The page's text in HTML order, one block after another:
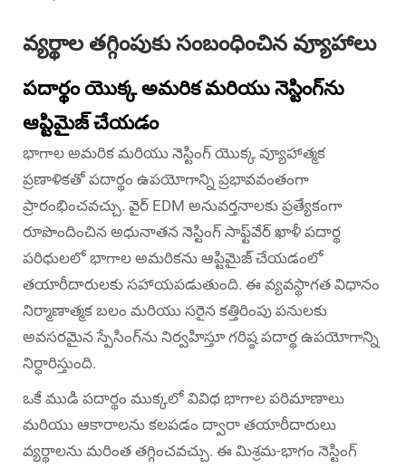
వ్యర్థాల తగ్గింపుకు సంబంధించిన వ్యూహాలు
పదార్థం యొక్క అమరిక మరియు నెస్టింగ్‌ను
ఆప్టిమైజ్ చేయడం
భాగాల అమరిక మరియు నెస్టింగ్ యొక్క వ్యూహాత్మక
ప్రణాళికతో పదార్థం ఉపయోగాన్ని ప్రభావవంతంగా
ప్రారంభించవచ్చు. వైర్ EDM అనువర్తనాలకు ప్రత్యేకంగా
రూపొందించిన అధునాతన నెస్టింగ్ సాఫ్ట్‌వేర్ ఖాళీ పదార్థ
పరిధులలో భాగాల అమరికను ఆప్టిమైజ్ చేయడంలో
తయారీదారులకు సహాయపడుతుంది. ఈ వ్యవస్థాగత విధానం
నిర్మాణాత్మక బలం మరియు సరైన కత్తిరింపు పనులకు
అవసరమైన స్పేసింగ్‌ను నిర్వహిస్తూ గరిష్ఠ పదార్థ ఉపయోగాన్ని
నిర్ధారిస్తుంది.
ఒకే ముడి పదార్థం ముక్కలో వివిధ భాగాల పరిమాణాలు
మరియు ఆకారాలను కలపడం ద్వారా తయారీదారులు
వ్యర్థాలను మరింత తగ్గించవచ్చు. ఈ మిశ్రమ-భాగం నెస్టింగ్